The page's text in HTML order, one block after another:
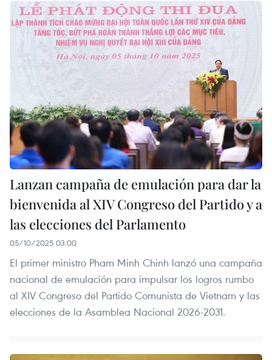
Lanzan campaña de emulación para dar la
bienvenida al XIV Congreso del Partido y a
las elecciones del Parlamento
05/10/2025 03:00
El primer ministro Pham Minh Chinh lanzó una campaña
nacional de emulación para impulsar los logros rumbo
al XIV Congreso del Partido Comunista de Vietnam y las
elecciones de la Asamblea Nacional 2026-2031.